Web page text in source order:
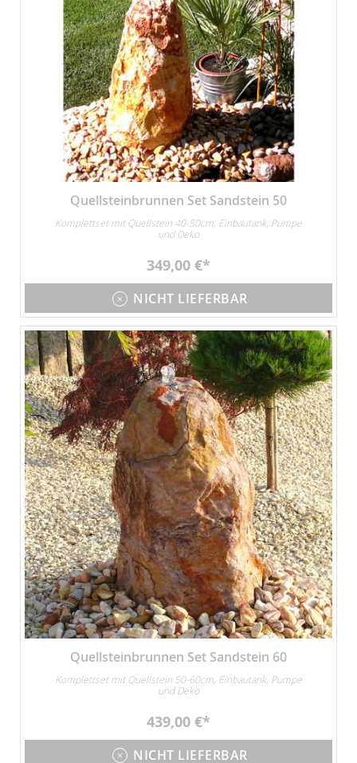
Quellsteinbrunnen Set Sandstein 50
Komplettset mit Quellstein 40-50cm, Einbautank, Pumpe
und Deko
349,00 €
NICHT LIEFERBAR
Quellsteinbrunnen Set Sandstein 60
Komplettset mit Quellstein 50-60cm, Einbautank, Pumpe
und Deko
439,00 €
NICHT LIEFERBAR